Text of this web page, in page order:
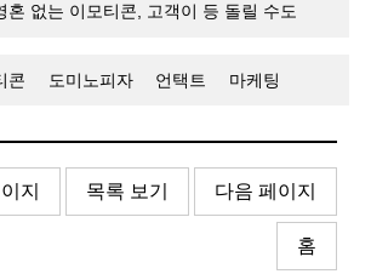
혼 없는 이모티콘, 고객이 등 돌릴 수도
콘 도미노피자 언택트
마케팅
지 목록 보기 다음 페이지
홈